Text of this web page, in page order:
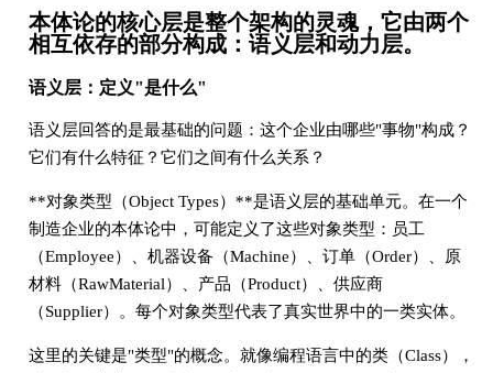
本体论的核心层是整个架构的灵魂，它由两个
相互依存的部分构成：语义层和动力层。
语义层：定义"是什么"
语义层回答的是最基础的问题：这个企业由哪些"事物"构成？
它们有什么特征？它们之间有什么关系？
**对象类型（Object Types）**是语义层的基础单元。在一个
制造企业的本体论中，可能定义了这些对象类型：员工
（Employee）、机器设备（Machine）、订单（Order）、原
材料（RawMaterial）、产品（Product）、供应商
（Supplier）。每个对象类型代表了真实世界中的一类实体。
这里的关键是"类型"的概念。就像编程语言中的类（Class），